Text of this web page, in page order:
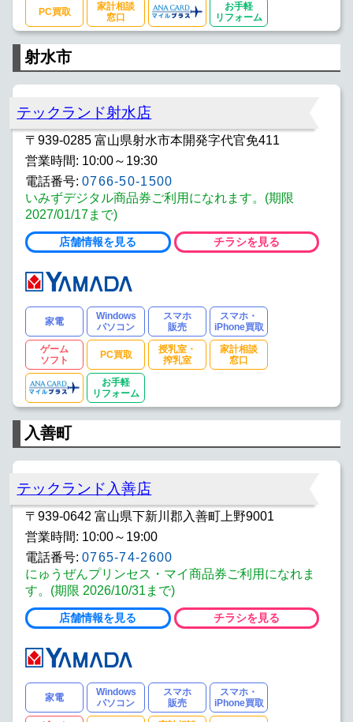
PC買取
家計相談
窓口
お手軽
リフォーム
射水市
テックランド射水店
〒939-0285 富山県射水市本開発字代官免411
営業時間: 10:00～19:30
電話番号: 0766-50-1500
いみずデジタル商品券ご利用になれます。(期限
2027/01/17まで)
店舗情報を見る チラシを見る
家電
Windows
パソコン
スマホ
販売
スマホ・
iPhone買取
ゲーム
ソフト
PC買取
授乳室・
搾乳室
家計相談
窓口
お手軽
リフォーム
入善町
テックランド入善店
〒939-0642 富山県下新川郡入善町上野9001
営業時間: 10:00～19:00
電話番号: 0765-74-2600
にゅうぜんプリンセス・マイ商品券ご利用になれま
す。(期限 2026/10/31まで)
店舗情報を見る チラシを見る
家電
Windows
パソコン
スマホ
販売
スマホ・
iPhone買取